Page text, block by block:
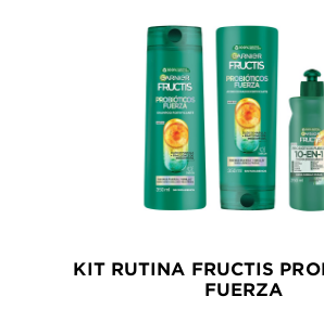
KIT RUTINA FRUCTIS
FUERZA